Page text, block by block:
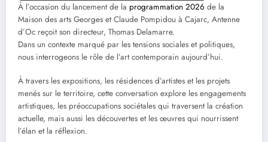
À l’occasion du lancement de la programmation 2026 de la
Maison des arts Georges et Claude Pompidou à Cajarc, Antenne
d’Oc reçoit son directeur, Thomas Delamarre.
Dans un contexte marqué par les tensions sociales et politiques,
nous interrogeons le rôle de l’art contemporain aujourd’hui.
À travers les expositions, les résidences d’artistes et les projets
menés sur le territoire, cette conversation explore les engagements
artistiques, les préoccupations sociétales qui traversent la création
actuelle, mais aussi les découvertes et les œuvres qui nourrissent
l’élan et la réflexion.